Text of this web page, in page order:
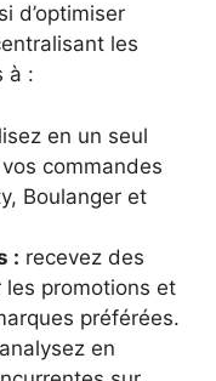
d’optimiser
les
à :
en un seul
commandes
Boulanger et
: recevez des
promotions et
préférées.
analysez en